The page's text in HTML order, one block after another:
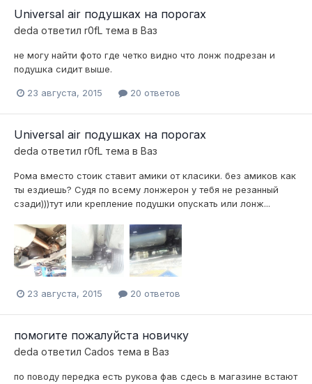
Universal air подушках на порогах
deda ответил r0fL тема в Ваз
не могу найти фото где четко видно что лонж подрезан и
подушка сидит выше.
23 августа, 2015 20 ответов
Universal air подушках на порогах
deda ответил r0fL тема в Ваз
Рома вместо стоик ставит амики от класики. без амиков как
ты ездиешь? Судя по всему лонжерон у тебя не резанный
сзади)))тут или крепление подушки опускать или лонж...
23 августа, 2015 20 ответов
помогите пожалуйста новичку
deda ответил Cados тема в Ваз
по поводу передка есть рукова фав сдесь в магазине встают